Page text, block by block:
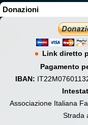
Donazioni
Link diretto
Pagamento
IBAN:
Associazione Italiana
Strada